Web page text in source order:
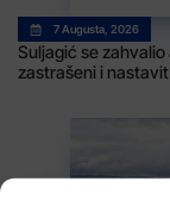
7 Augusta, 2026
Suljagić se
zastrašeni i